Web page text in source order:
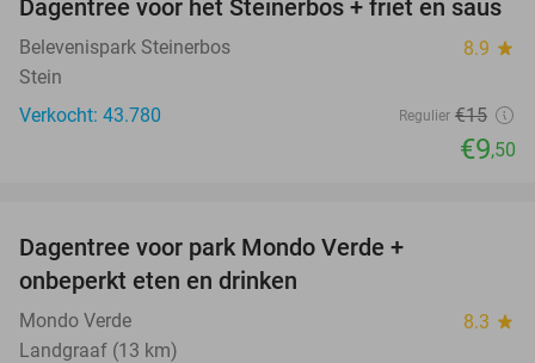
37%
Dagentree voor het Steinerbos + friet en saus
Belevenispark Steinerbos 8.9 star
Stein
Verkocht: 43.780
Regulier €15
€9,50
Dagentree voor park Mondo Verde +
onbeperkt eten en drinken
Mondo Verde 8.3 star
Landgraaf (13 km)